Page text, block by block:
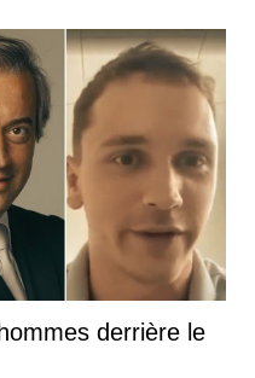
derrière le